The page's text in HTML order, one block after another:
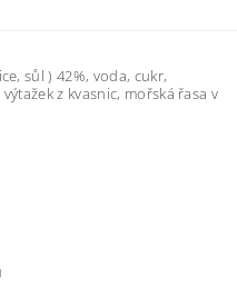
sůl ) 42%, voda, cukr,
z kvasnic, mořská řasa v